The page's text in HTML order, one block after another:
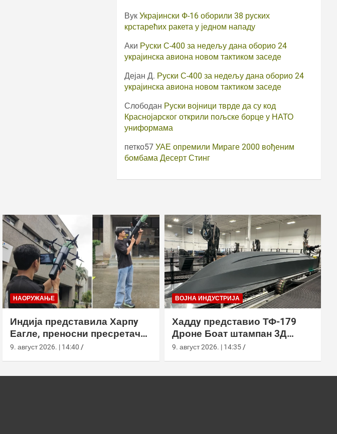
Вук Украјински Ф-16 оборили 38 руских
крстарећих ракета у једном нападу
Аки Руски С-400 за недељу дана оборио 24
украјинска авиона новом тактиком заседе
Дејан Д. Руски С-400 за недељу дана оборио 24
украјинска авиона новом тактиком заседе
Слободан Руски војници тврде да су код
Краснојарског открили пољске борце у НАТО
униформама
петко57 УАЕ опремили Мираге 2000 вођеним
бомбама Десерт Стинг
НАОРУЖАЊЕ
Индија представила Харпy
Еагле, преносни пресретач
дронова са АИ навођењем
9. август 2026. | 14:40
ВОЈНА ИНДУСТРИЈА
Хаддy представио ТФ-179
Дроне Боат штампан 3Д
технологијом
9. август 2026. | 14:35